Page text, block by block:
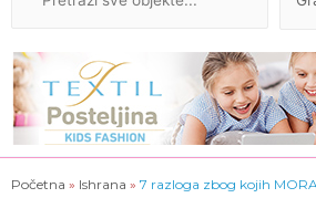
Početna » Ishrana » 7 razloga zbog kojih